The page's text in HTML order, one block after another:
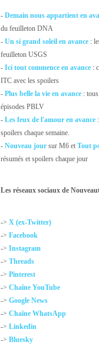
-Demain nous appartient en
du feuilleton DNA
-Un si grand soleil en avance :
feuilleton USGS
-Ici tout commence en avance :
ITC avec les spoilers
- Plus belle la vie en avance :
épisodes PBLV
-Les feux de l'amour en avance
spoilers chaque semaine.
-Nouveau jour sur M6 etTout
résumés et spoilers chaque jour
Les réseaux sociaux de
->X (ex-Twitter)
->Facebook
->Instagram
->Threads
->Pinterest
->Chaîne YouTube
->Google News
->Chaîne WhatsApp
->Linkedin
->Bluesky